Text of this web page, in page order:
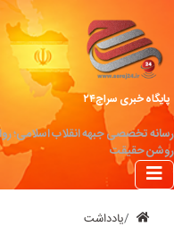
پایگاه خبری سراج۲۴
رسانه تخصصی جبهه انقلاب اسلامی؛
روشن حقیقت
یادداشت